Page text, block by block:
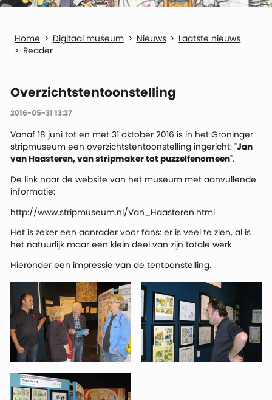
Digitaal museum Nieuws
Laatste nieuws
Reader
Overzichtstentoonstelling
2016-05-31 13:37
Vanaf 18 juni tot en met 31 oktober 2016 is in het Groninger
stripmuseum een overzichtstentoonstelling ingericht: "Jan
van Haasteren, van stripmaker tot puzzelfenomeen".
De link naar de website van het museum met aanvullende
informatie:
http://www.stripmuseum.nl/Van_Haasteren.html
Het is zeker een aanrader voor fans: er is veel te zien, al is
het natuurlijk maar een klein deel van zijn totale werk.
Hieronder een impressie van de tentoonstelling.